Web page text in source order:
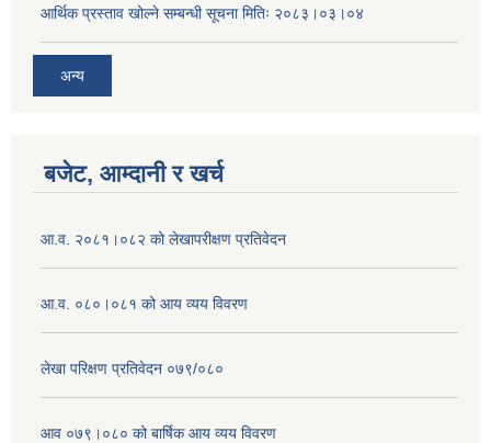
आर्थिक प्रस्ताव खोल्ने सम्बन्धी सूचना मितिः २०८३।०३।०४
अन्य
बजेट, आम्दानी र खर्च
आ.व. २०८१।०८२ को लेखापरीक्षण प्रतिवेदन
आ.व. ०८०।०८१ को आय व्यय विवरण
लेखा परिक्षण प्रतिवेदन ०७९/०८०
आव ०७९।०८० को बार्षिक आय व्यय विवरण